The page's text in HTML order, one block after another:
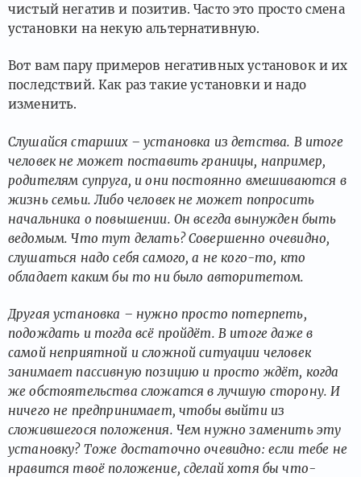
чистый негатив и позитив. Часто это просто смена
установки на некую альтернативную.
Вот вам пару примеров негативных установок и их
последствий. Как раз такие установки и надо
изменить.
Слушайся старших – установка из детства. В итоге
человек не может поставить границы, например,
родителям супруга, и они постоянно вмешиваются в
жизнь семьи. Либо человек не может попросить
начальника о повышении. Он всегда вынужден быть
ведомым. Что тут делать? Совершенно очевидно,
слушаться надо себя самого, а не кого-то, кто
обладает каким бы то ни было авторитетом.
Другая установка – нужно просто потерпеть,
подождать и тогда всё пройдёт. В итоге даже в
самой неприятной и сложной ситуации человек
занимает пассивную позицию и просто ждёт, когда
же обстоятельства сложатся в лучшую сторону. И
ничего не предпринимает, чтобы выйти из
сложившегося положения. Чем нужно заменить эту
установку? Тоже достаточно очевидно: если тебе не
нравится твоё положение, сделай хотя бы что-